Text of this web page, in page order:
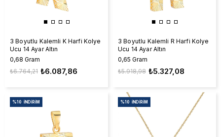
3 Boyutlu Kalemli K Harfi Kolye
Ucu 14 Ayar Altın
0,68 Gram
₺6.087,86
₺6.764,21
3 Boyutlu Kalemli R Harfi Kolye
Ucu 14 Ayar Altın
0,65 Gram
₺5.327,08
₺5.918,98
%10 İNDIRIM %10 İNDIRIM